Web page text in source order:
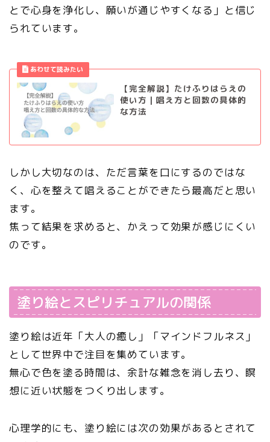
とで心身を浄化し、願いが通じやすくなる」と信じ
られています。
【完全解説】たけふりはらえの
使い方｜唱え方と回数の具体的
な方法
しかし大切なのは、ただ言葉を口にするのではな
く、心を整えて唱えることができたら最高だと思い
ます。
焦って結果を求めると、かえって効果が感じにくい
のです。
塗り絵とスピリチュアルの関係
塗り絵は近年「大人の癒し」「マインドフルネス」
として世界中で注目を集めています。
無心で色を塗る時間は、余計な雑念を消し去り、瞑
想に近い状態をつくり出します。
心理学的にも、塗り絵には次の効果があるとされて